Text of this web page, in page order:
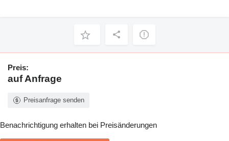
Preis:
auf Anfrage
Preisanfrage senden
Benachrichtigung erhalten bei Preisänderungen